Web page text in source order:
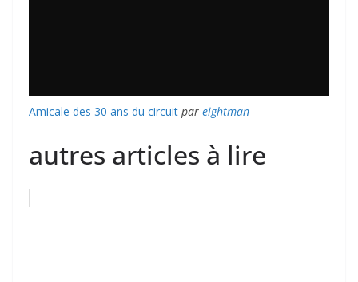
Amicale des 30 ans du circuit par eightman
autres articles à lire